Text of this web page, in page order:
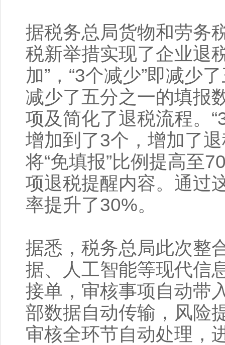
据税务总局货物和劳务
税新举措实现了企业退
加”，“3个减少”即减少
减少了五分之一的填报
项及简化了退税流程。
增加到了3个，增加了
将“免填报”比例提高至
项退税提醒内容。通过
率提升了30%。
据悉，税务总局此次整
据、人工智能等现代信
接单，审核事项自动带
部数据自动传输，风险
审核全环节自动处理，